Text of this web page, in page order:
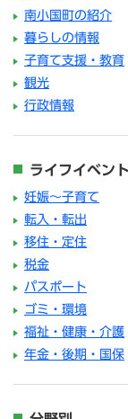
南小国町の紹介
暮らしの情報
子育て支援・教育
観光
行政情報
ライフイベント
妊娠～子育て
転入・転出
移住・定住
税金
パスポート
ゴミ・環境
福祉・健康・介護
年金・後期・国保